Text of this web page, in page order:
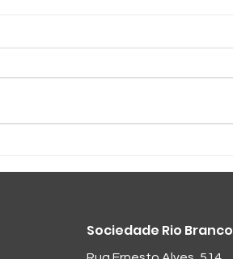
Sociedade Rio Branco